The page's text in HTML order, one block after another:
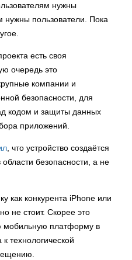
нужны
нужны пользователи. Пока
есть своя
очередь это
компании и
безопасности, для
кодом и защиты данных
приложений.
, что устройство создаётся
безопасности, а не
как конкурента iPhone или
не стоит. Скорее это
мобильную платформу в
технологической